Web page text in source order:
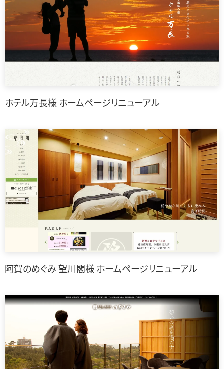
ホテル万長様 ホームページリニューアル
阿賀のめぐみ 望川閣様 ホームページリニューアル